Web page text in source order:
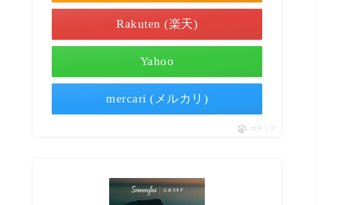
Rakuten (楽天)
Yahoo
mercari (メルカリ)
ポチップ